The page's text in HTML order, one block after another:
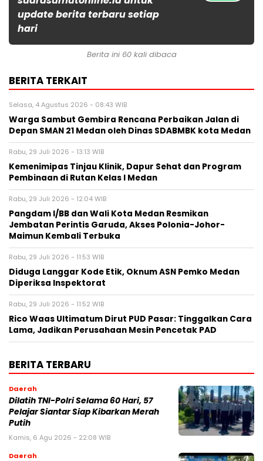
update berita terbaru setiap
hari
Berita ini 60 kali dibaca
BERITA TERKAIT
Selasa, 4 Agustus 2026 - 08:43 WIB
Warga Sambut Gembira Rencana Perbaikan Jalan di
Depan SMAN 21 Medan oleh Dinas SDABMBK kota Medan
Rabu, 29 Juli 2026 - 13:13 WIB
Kemenimipas Tinjau Klinik, Dapur Sehat dan Program
Pembinaan di Rutan Kelas I Medan
Rabu, 29 Juli 2026 - 12:04 WIB
Pangdam I/BB dan Wali Kota Medan Resmikan
Jembatan Perintis Garuda, Akses Polonia-Johor-
Maimun Kembali Terbuka
Rabu, 29 Juli 2026 - 11:53 WIB
Diduga Langgar Kode Etik, Oknum ASN Pemko Medan
Diperiksa Inspektorat
Rabu, 29 Juli 2026 - 11:52 WIB
Rico Waas Ultimatum Dirut PUD Pasar: Tinggalkan Cara
Lama, Jadikan Perusahaan Mesin Pencetak PAD
BERITA TERBARU
Daerah
Dilatih TNI-Polri Selama 60 Hari, 57
Pelajar Siantar Siap Kibarkan Merah
Putih
Kamis, 6 Agu 2026 - 22:08 WIB
Daerah